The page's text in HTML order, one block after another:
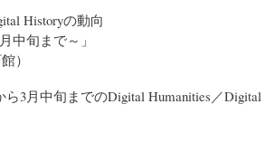
Historyの動向
まで～」
）
3月中旬までのDigital Humanities／Digital